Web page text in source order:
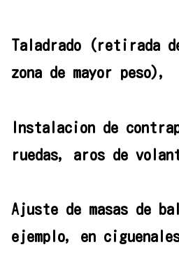
Taladrado (retirada
zona de mayor peso),
Instalacion de
ruedas, aros de
Ajuste de masas de
ejemplo, en